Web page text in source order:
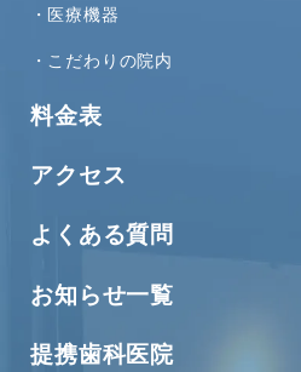
医療機器
こだわりの院内
料金表
アクセス
よくある質問
お知らせ一覧
提携歯科医院